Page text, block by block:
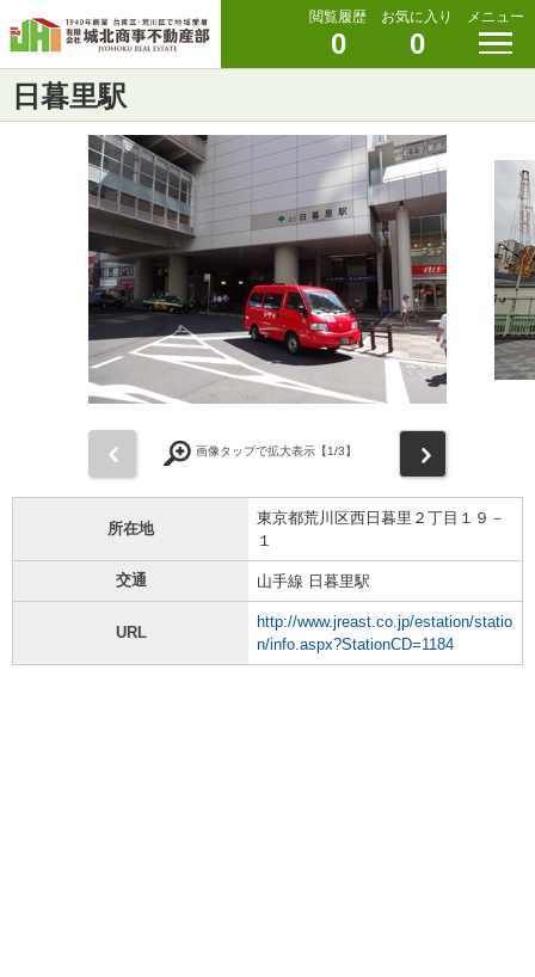
閲覧履歴
0
お気に入り
0
メニュー
日暮里駅
画像タップで拡大表示【1/3】
所在地
東京都荒川区西日暮里２丁目１９－
１
交通 山手線 日暮里駅
URL
http://www.jreast.co.jp/estation/statio
n/info.aspx?StationCD=1184